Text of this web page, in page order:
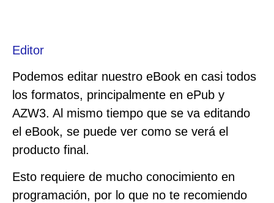
Editor
Podemos editar nuestro eBook en casi todos
los formatos, principalmente en ePub y
AZW3. Al mismo tiempo que se va editando
el eBook, se puede ver como se verá el
producto final.
Esto requiere de mucho conocimiento en
programación, por lo que no te recomiendo